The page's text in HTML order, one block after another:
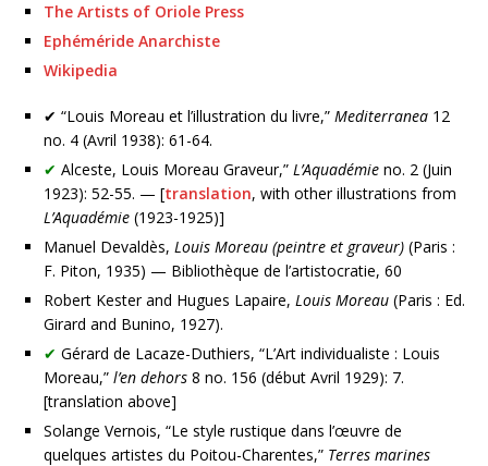
The Artists of Oriole Press
Ephéméride Anarchiste
Wikipedia
✔ “Louis Moreau et l’illustration du livre,” Mediterranea 12
no. 4 (Avril 1938): 61-64.
✔ Alceste, Louis Moreau Graveur,” L’Aquadémie no. 2 (Juin
1923): 52-55. — [translation, with other illustrations from
L’Aquadémie (1923-1925)]
Manuel Devaldès, Louis Moreau (peintre et graveur) (Paris :
F. Piton, 1935) — Bibliothèque de l’artistocratie, 60
Robert Kester and Hugues Lapaire, Louis Moreau (Paris : Ed.
Girard and Bunino, 1927).
✔ Gérard de Lacaze-Duthiers, “L’Art individualiste : Louis
Moreau,” l’en dehors 8 no. 156 (début Avril 1929): 7.
[translation above]
Solange Vernois, “Le style rustique dans l’œuvre de
quelques artistes du Poitou-Charentes,” Terres marines